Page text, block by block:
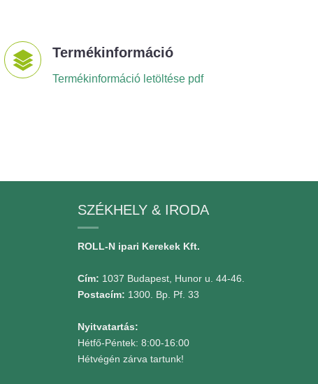
Termékinformáció
Termékinformáció letöltése pdf
SZÉKHELY & IRODA
ROLL-N ipari Kerekek Kft.
Cím: 1037 Budapest, Hunor u. 44-46.
Postacím: 1300. Bp. Pf. 33
Nyitvatartás:
Hétfő-Péntek: 8:00-16:00
Hétvégén zárva tartunk!